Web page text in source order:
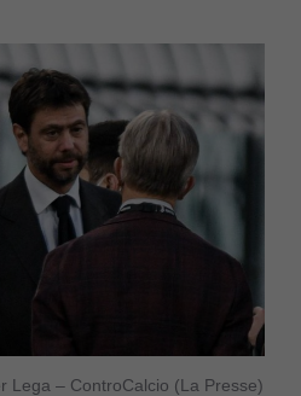
Lega – ControCalcio (La Presse)